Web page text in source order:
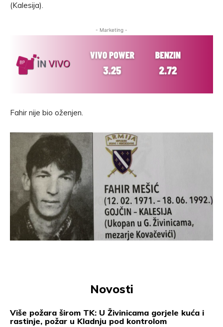
(Kalesija).
- Marketing -
Fahir nije bio oženjen.
Novosti
Više požara širom TK: U Živinicama gorjele kuća i
rastinje, požar u Kladnju pod kontrolom